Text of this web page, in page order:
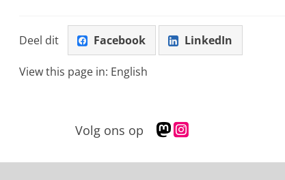
Deel dit Facebook LinkedIn
View this page in: English
Volg ons op
M
s
s